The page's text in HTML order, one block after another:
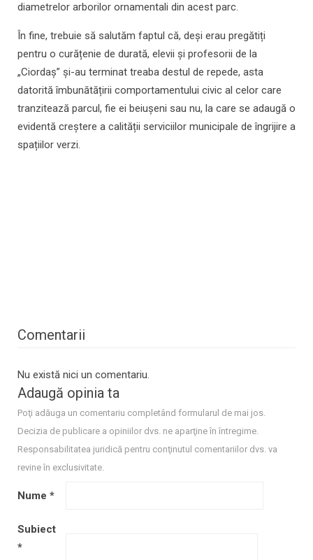
diametrelor arborilor ornamentali din acest parc.
În fine, trebuie să salutăm faptul că, deși erau pregătiți
pentru o curățenie de durată, elevii și profesorii de la
„Ciordaș” și-au terminat treaba destul de repede, asta
datorită îmbunătățirii comportamentului civic al celor care
tranzitează parcul, fie ei beiușeni sau nu, la care se adaugă o
evidentă creștere a calității serviciilor municipale de îngrijire a
spațiilor verzi.
Comentarii
Nu există nici un comentariu.
Adaugă opinia ta
Poţi adăuga un comentariu completând formularul de mai jos.
Decizia de publicare a opiniilor dvs. ne aparţine în întregime.
Responsabilitatea juridică pentru conţinutul comentariilor dvs. va
revine în exclusivitate.
Nume *
Subiect
*